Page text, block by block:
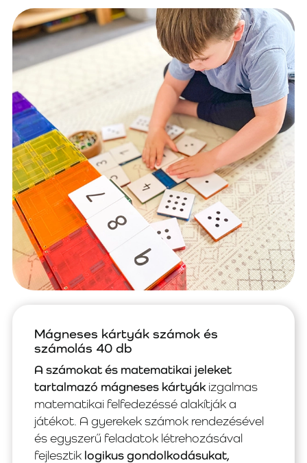
Mágneses kártyák számok és
számolás 40 db
A számokat és matematikai jeleket
tartalmazó mágneses kártyák izgalmas
matematikai felfedezéssé alakítják a
játékot. A gyerekek számok rendezésével
és egyszerű feladatok létrehozásával
fejlesztik logikus gondolkodásukat,